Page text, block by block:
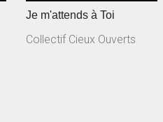
Je m'attends à Toi
Collectif Cieux Ouverts